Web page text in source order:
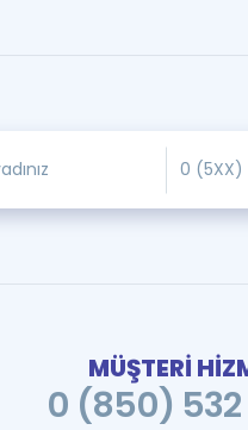
MÜŞTERİ
0 (850) 532